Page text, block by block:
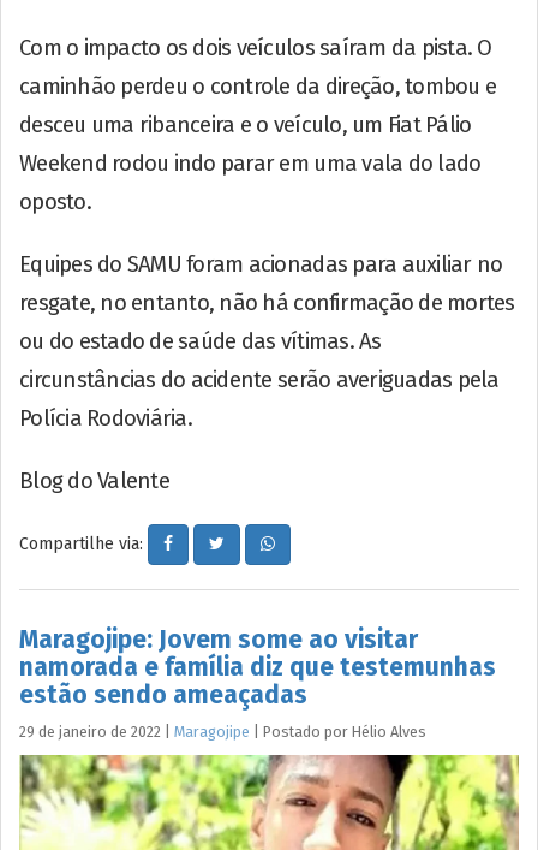
Com o impacto os dois veículos saíram da pista. O
caminhão perdeu o controle da direção, tombou e
desceu uma ribanceira e o veículo, um Fiat Pálio
Weekend rodou indo parar em uma vala do lado
oposto.
Equipes do SAMU foram acionadas para auxiliar no
resgate, no entanto, não há confirmação de mortes
ou do estado de saúde das vítimas. As
circunstâncias do acidente serão averiguadas pela
Polícia Rodoviária.
Blog do Valente
Compartilhe via:
Maragojipe: Jovem some ao visitar
namorada e família diz que testemunhas
estão sendo ameaçadas
29 de janeiro de 2022 Maragojipe Postado por Hélio Alves